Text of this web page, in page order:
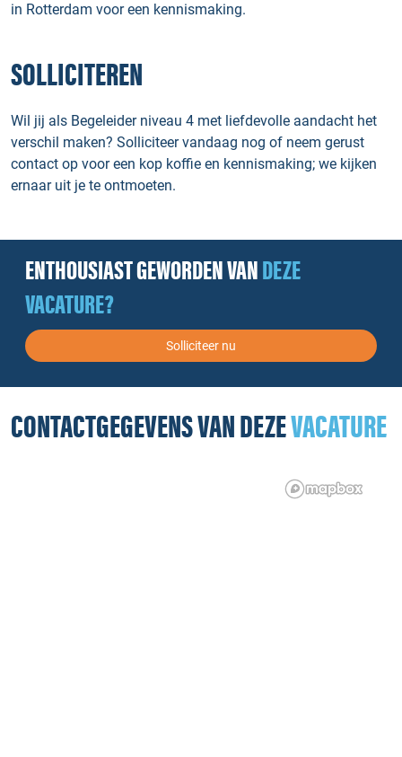
in Rotterdam voor een kennismaking.
SOLLICITEREN
Wil jij als Begeleider niveau 4 met liefdevolle aandacht het
verschil maken? Solliciteer vandaag nog of neem gerust
contact op voor een kop koffie en kennismaking; we kijken
ernaar uit je te ontmoeten.
ENTHOUSIAST GEWORDEN VANDEZE
VACATURE?
Solliciteer nu
CONTACTGEGEVENS VAN DEZEVACATURE